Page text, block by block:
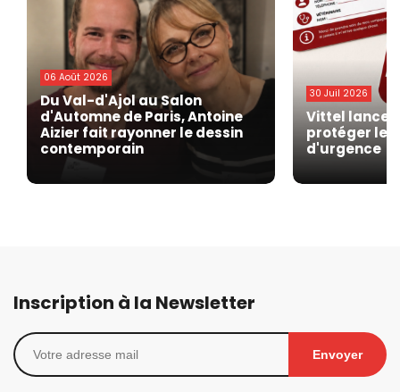
06 Août 2026
Du Val-d'Ajol au Salon
d'Automne de Paris, Antoine
Aizier fait rayonner le dessin
contemporain
30 Juil 2026
Vittel lance
protéger les
d'urgence
Inscription à la Newsletter
Envoyer